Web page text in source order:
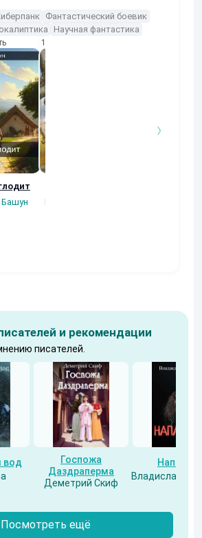
Фантастический боевик
Научная фантастика
Башун
10
Плотников Сергей
и рекомендации
писателей.
вод
Госпожа
Даздраперма
Деметрий Скиф
Напарник
Владислав
Посмотреть ещё